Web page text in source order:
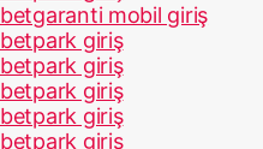
betgaranti mobil giriş
betpark giriş
betpark giriş
betpark giriş
betpark giriş
betpark giriş